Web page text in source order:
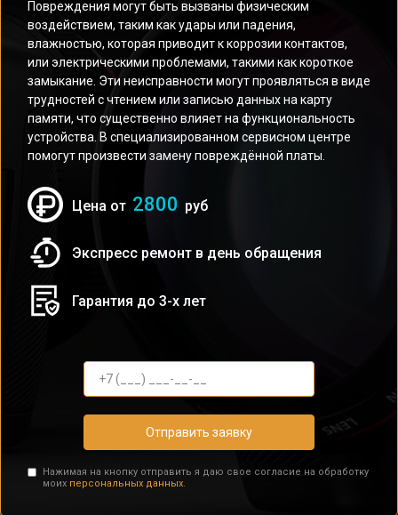
Повреждения могут быть вызваны физическим
воздействием, таким как удары или падения,
влажностью, которая приводит к коррозии контактов,
или электрическими проблемами, такими как короткое
замыкание. Эти неисправности могут проявляться в виде
трудностей с чтением или записью данных на карту
памяти, что существенно влияет на функциональность
устройства. В специализированном сервисном центре
помогут произвести замену повреждённой платы.
Цена от 2800 руб
Экспресс ремонт в день обращения
Гарантия до 3-х лет
Отправить заявку
Нажимая на кнопку отправить я даю свое согласие на обработку
моих персональных данных.